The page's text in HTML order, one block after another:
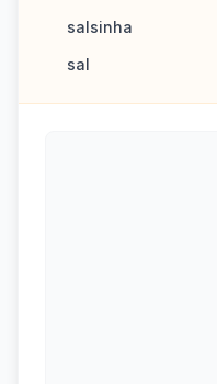
salsinha
sal